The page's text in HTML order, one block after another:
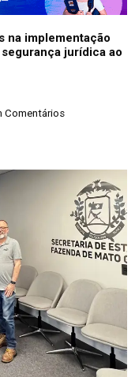
na implementação
jurídica ao
Comentários